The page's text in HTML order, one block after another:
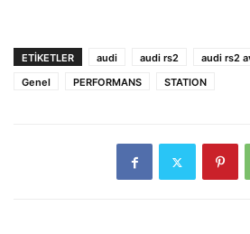
ETIKETLER audi audi rs2 audi rs2
Genel
PERFORMANS STATION